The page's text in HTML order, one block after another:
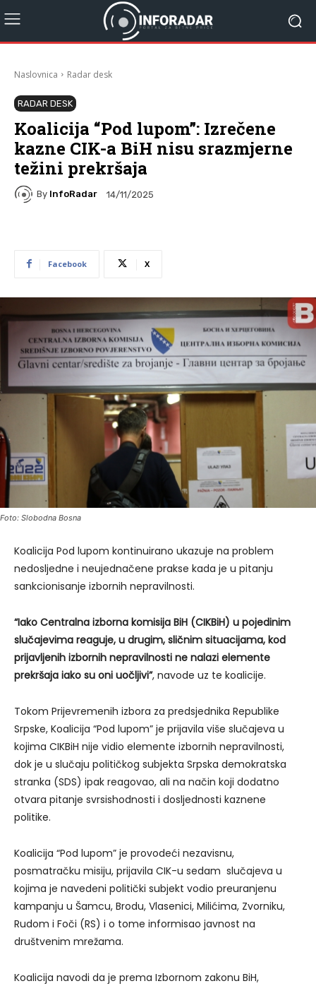
Naslovnica Radar desk
RADAR DESK
Koalicija “Pod lupom”: Izrečene
kazne CIK-a BiH nisu srazmjerne
težini prekršaja
By InfoRadar 14/11/2025
Facebook X
Foto: Slobodna Bosna
Koalicija Pod lupom kontinuirano ukazuje na problem
nedosljedne i neujednačene prakse kada je u pitanju
sankcionisanje izbornih nepravilnosti.
“Iako Centralna izborna komisija BiH (CIKBiH) u pojedinim
slučajevima reaguje, u drugim, sličnim situacijama, kod
prijavljenih izbornih nepravilnosti ne nalazi elemente
prekršaja iako su oni uočljivi”, navode uz te koalicije.
Tokom Prijevremenih izbora za predsjednika Republike
Srpske, Koalicija “Pod lupom” je prijavila više slučajeva u
kojima CIKBiH nije vidio elemente izbornih nepravilnosti,
dok je u slučaju političkog subjekta Srpska demokratska
stranka (SDS) ipak reagovao, ali na način koji dodatno
otvara pitanje svrsishodnosti i dosljednosti kaznene
politike.
Koalicija “Pod lupom” je provodeći nezavisnu,
posmatračku misiju, prijavila CIK-u sedam slučajeva u
kojima je navedeni politički subjekt vodio preuranjenu
kampanju u Šamcu, Brodu, Vlasenici, Milićima, Zvorniku,
Rudom i Foči (RS) i o tome informisao javnost na
društvenim mrežama.
Koalicija navodi da je prema Izbornom zakonu BiH,